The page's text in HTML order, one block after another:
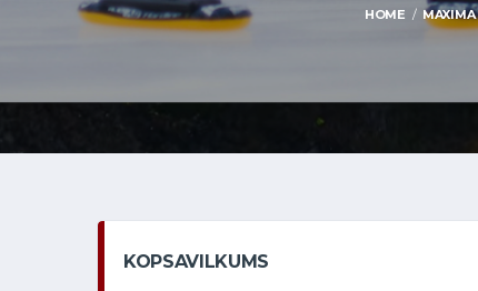
HOME
KOPSAVILKUMS